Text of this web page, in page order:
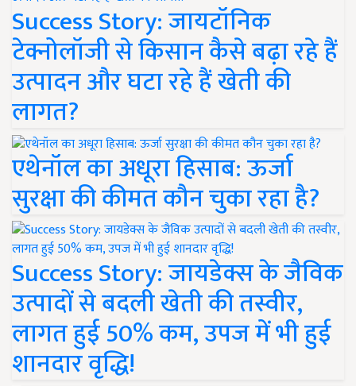
Success Story: जायटॉनिक
टेक्नोलॉजी से किसान कैसे बढ़ा रहे हैं
उत्पादन और घटा रहे हैं खेती की
लागत?
एथेनॉल का अधूरा हिसाब: ऊर्जा
सुरक्षा की कीमत कौन चुका रहा है?
Success Story: जायडेक्स के जैविक
उत्पादों से बदली खेती की तस्वीर,
लागत हुई 50% कम, उपज में भी हुई
शानदार वृद्धि!